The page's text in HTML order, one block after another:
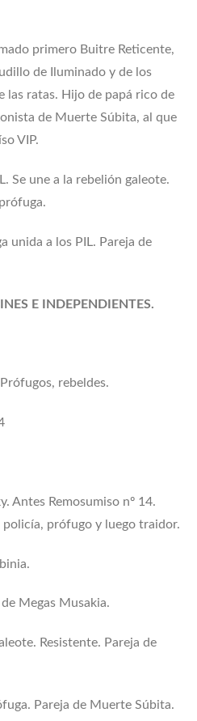
primero Buitre Reticente,
de Iluminado y de los
las ratas. Hijo de papá rico de
de Muerte Súbita, al que
VIP.
Se une a la rebelión galeote.
unida a los PIL. Pareja de
E INDEPENDIENTES.
rebeldes.
Antes Remosumiso nº 14.
prófugo y luego traidor.
Megas Musakia.
Resistente. Pareja de
Pareja de Muerte Súbita.